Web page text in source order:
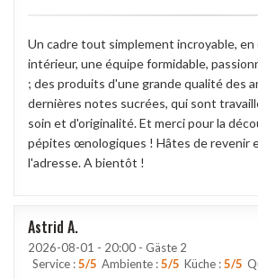
Un cadre tout simplement incroyable,
intérieur, une équipe formidable,
; des produits d'une grande qualité des
dernières notes sucrées, qui sont
soin et d'originalité. Et merci pour la
pépites œnologiques ! Hâtes de revenir
l'adresse. A bientôt !
Astrid A
2026-08-01 - 20:00 - Gäste 2
Service :5/5 Ambiente :5/5 Küche :5/5